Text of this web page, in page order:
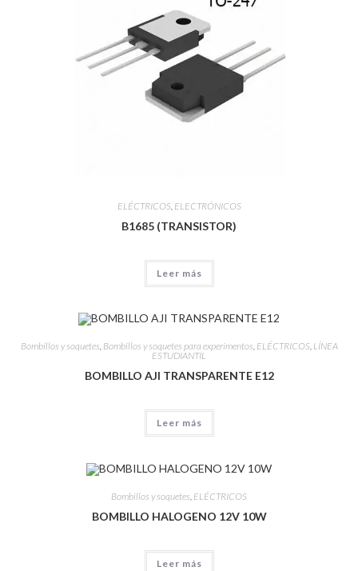
ELÉCTRICOS, ELECTRÓNICOS
B1685 (TRANSISTOR)
Leer más
Bombillos y soquetes, Bombillos y soquetes para experimentos, ELÉCTRICOS, LÍNEA
ESTUDIANTIL
BOMBILLO AJI TRANSPARENTE E12
Leer más
Bombillos y soquetes, ELÉCTRICOS
BOMBILLO HALOGENO 12V 10W
Leer más